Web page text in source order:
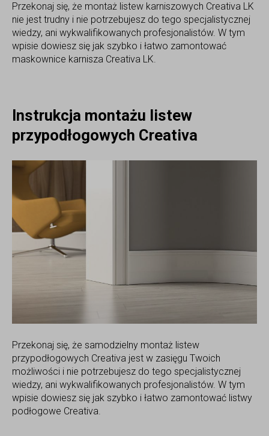
Przekonaj się, że montaż listew karniszowych Creativa LK
nie jest trudny i nie potrzebujesz do tego specjalistycznej
wiedzy, ani wykwalifikowanych profesjonalistów. W tym
wpisie dowiesz się jak szybko i łatwo zamontować
maskownice karnisza Creativa LK.
Instrukcja montażu listew
przypodłogowych Creativa
Przekonaj się, że samodzielny montaż listew
przypodłogowych Creativa jest w zasięgu Twoich
możliwości i nie potrzebujesz do tego specjalistycznej
wiedzy, ani wykwalifikowanych profesjonalistów. W tym
wpisie dowiesz się jak szybko i łatwo zamontować listwy
podłogowe Creativa.